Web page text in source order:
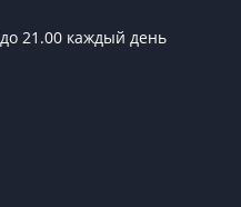
готовые двери
21.00 каждый день